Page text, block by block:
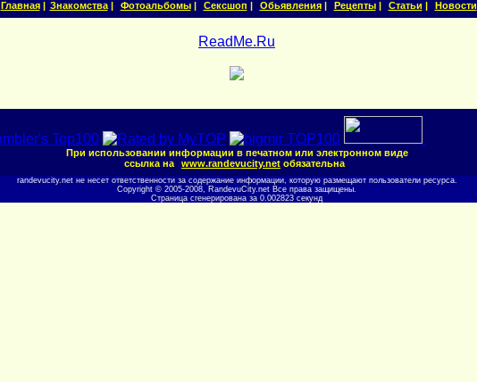
Главная| Знакомства| Фотоальбомы| Сексшоп | Обьявления| Рецепты| Статьи | Новости
ReadMe.Ru
При использовании информации в печатном или электронном виде
ссылка на
www.randevucity.net обязательна
randevucity.net не несет ответственности за содержание информации, которую размещают пользователи ресурса.
Copyright © 2005-2008, RandevuCity.net Все права защищены.
Страница сгенерирована за 0.002823 секунд